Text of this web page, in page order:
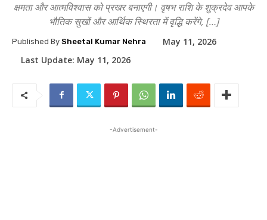
क्षमता और आत्मविश्वास को प्रखर बनाएगी। वृषभ राशि के शुक्रदेव आपके
भौतिक सुखों और आर्थिक स्थिरता में वृद्धि करेंगे, […]
Published By Sheetal Kumar Nehra
May 11, 2026
Last Update: May 11, 2026
-Advertisement-